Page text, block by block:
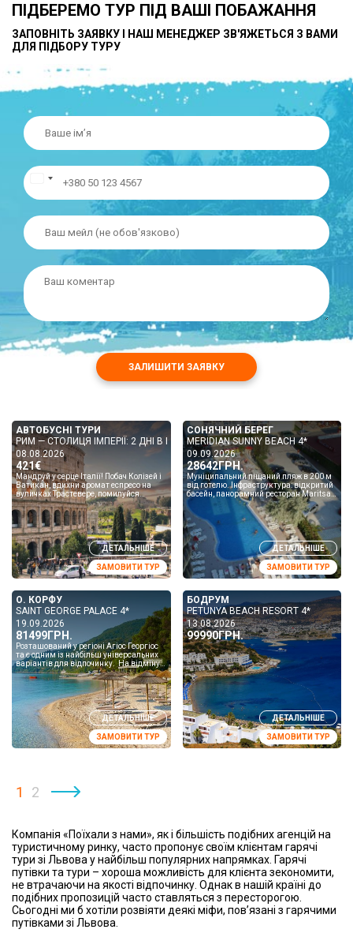
ПІДБЕРЕМО ТУР ПІД ВАШІ ПОБАЖАННЯ
ЗАПОВНІТЬ ЗАЯВКУ І НАШ МЕНЕДЖЕР ЗВ'ЯЖЕТЬСЯ З ВАМИ
ДЛЯ ПІДБОРУ ТУРУ
ЗАЛИШИТИ ЗАЯВКУ
АВТОБУСНІ ТУРИ
РИМ — СТОЛИЦЯ ІМПЕРІЇ: 2 ДНІ В РИМІ + ФЛОРЕНЦІЯ ТА ВЕНЕЦІЯ
08.08.2026
421€
Мандруй у серце Італії! Побач Колізей і
Ватикан, вдихни аромат еспресо на
вуличках Трастевере, помилуйся
мистецтвом у Флоренції та відчуй
магію каналів Венеції!...
ДЕТАЛЬНІШЕ
ЗАМОВИТИ ТУР
СОНЯЧНИЙ БЕРЕГ
MERIDIAN SUNNY BEACH 4*
09.09.2026
28642ГРН.
Муніципальний піщаний пляж в 200 м
від готелю. Інфраструктура: відкритий
басейн, панорамний ресторан Maritsa,
Wi-fi в лобі, обмін валют, ресторан біля
басейну ...
ДЕТАЛЬНІШЕ
ЗАМОВИТИ ТУР
О. КОРФУ
SAINT GEORGE PALACE 4*
19.09.2026
81499ГРН.
Розташований у регіоні Агіос Георгіос
та є одним із найбільш універсальних
варіантів для відпочинку. На відміну
від багатьох готелів Корфу, які
знаходять...
ДЕТАЛЬНІШЕ
ЗАМОВИТИ ТУР
БОДРУМ
PETUNYA BEACH RESORT 4*
13.08.2026
99990ГРН.
ДЕТАЛЬНІШЕ
ЗАМОВИТИ ТУР
1 2
Компанія «Поїхали з нами», як і більшість подібних агенцій на
туристичному ринку, часто пропонує своїм клієнтам гарячі
тури зі Львова у найбільш популярних напрямках. Гарячі
путівки та тури – хороша можливість для клієнта зекономити,
не втрачаючи на якості відпочинку. Однак в нашій країні до
подібних пропозицій часто ставляться з пересторогою.
Сьогодні ми б хотіли розвіяти деякі міфи, пов’язані з гарячими
путівками зі Львова.